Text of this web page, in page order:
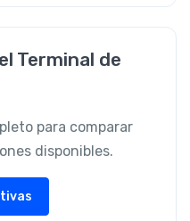
Terminal de
para comparar
disponibles.